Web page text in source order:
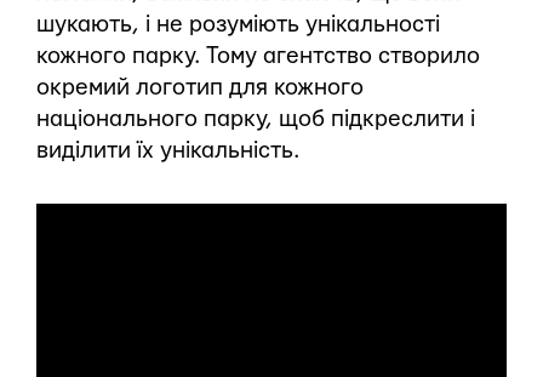
шукають, і не розуміють унікальності
кожного парку. Тому агентство створило
окремий логотип для кожного
національного парку, щоб підкреслити і
виділити їх унікальність.